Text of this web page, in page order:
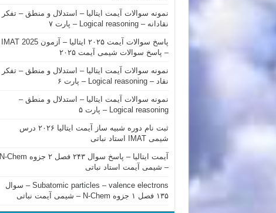
نمونه سوالات آیمت ایتالیا – استدلال و منطق – تفکر
نقادانه – Logical reasoning – پارت ۷
پاسخ سوالات آیمت ۲۰۲۵ ایتالیا – آزمون IMAT 2025
– پاسخ سوالات شیمی آیمت ۲۰۲۵
نمونه سوالات آیمت ایتالیا – استدلال و منطق – تفکر
نقاد – Logical reasoning – پارت ۶
نمونه سوالات آیمت ایتالیا – استدلال و منطق –
Logical reasoning – پارت ۵
ثبت نام دوره شبیه ساز آیمت ایتالیا ۲۰۲۶ درس
شیمی IMAT استاد نباتی
آیمت ایتالیا – پاسخ سوال ۲۴۳ فصل ۲ جزوه N-Chem
– شیمی آیمت استاد نباتی
Subatomic particles – valence electrons – سوال
۱۳۵ فصل ۱ جزوه N-Chem – شیمی آیمت نباتی